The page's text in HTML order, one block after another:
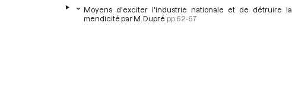
Moyens d'exciter l'industrie nationale et de détruire la
mendicité par M. Dupré pp.62-67